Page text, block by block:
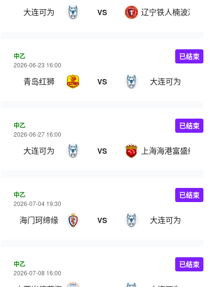
大连可为 VS 辽宁铁人楠波湾
中乙
2026-06-23 16:00
青岛红狮 VS 大连可为
已结束
中乙
2026-06-27 16:00
大连可为 VS 上海海港富盛经开
已结束
中乙
2026-07-04 19:30
海门珂缔缘 VS 大连可为
已结束
中乙
2026-07-08 16:00
已结束